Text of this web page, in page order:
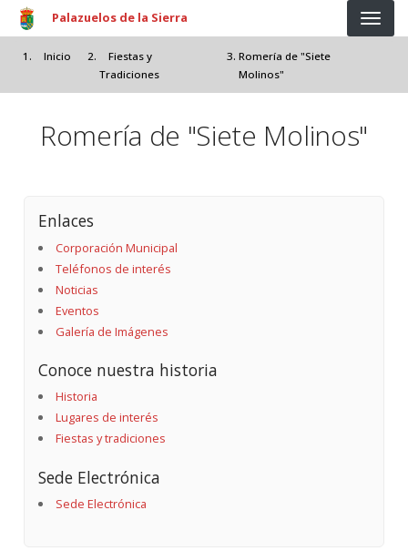
Pasar al contenido principal
Palazuelos de la Sierra
Inicio
Fiestas y
Tradiciones
Romería de "Siete
Molinos"
Romería de "Siete Molinos"
Enlaces
Corporación Municipal
Teléfonos de interés
Noticias
Eventos
Galería de Imágenes
Conoce nuestra historia
Historia
Lugares de interés
Fiestas y tradiciones
Sede Electrónica
Sede Electrónica